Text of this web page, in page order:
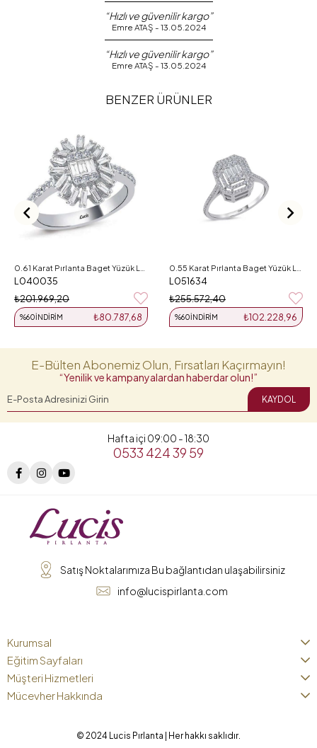
“Hızlı ve güvenilir kargo”
Emre ATAŞ - 13.05.2024
“Hızlı ve güvenilir kargo”
Emre ATAŞ - 13.05.2024
BENZER ÜRÜNLER
L040035
₺80.787,68
%60İNDIRIM
₺201.969,20
L051634
₺102.228,96
%60İNDIRIM
₺255.572,40
E-Bülten Abonemiz Olun, Fırsatları Kaçırmayın!
“Yenilik ve kampanyalardan haberdar olun!”
KAYDOL
Hafta içi 09:00 - 18:30
0533 424 39 59
Satış Noktalarımıza Bu bağlantıdan ulaşabilirsiniz
info@lucispirlanta.com
Kurumsal
Eğitim Sayfaları
Müşteri Hizmetleri
Mücevher Hakkında
© 2024 Lucis Pırlanta | Her hakkı saklıdır.